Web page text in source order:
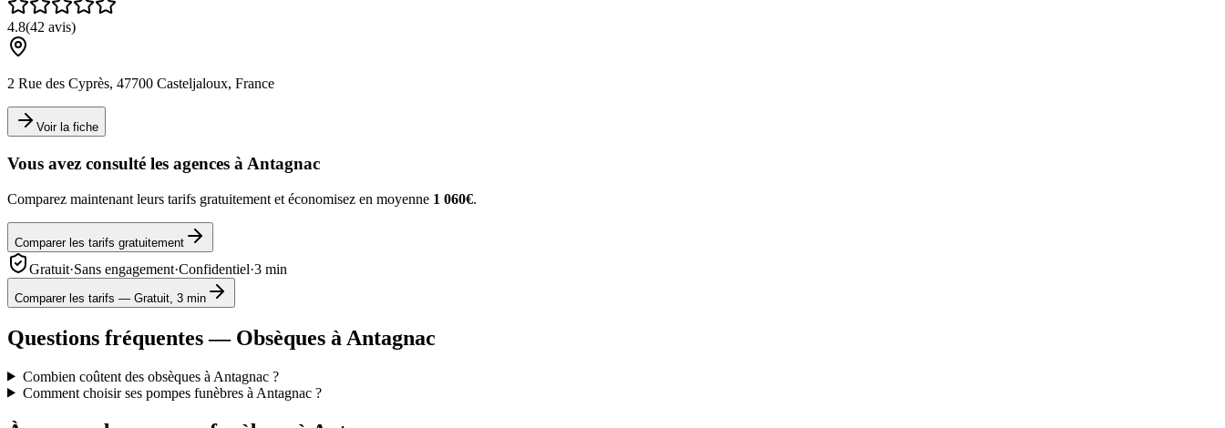
4.8(42 avis)
2 Rue des Cyprès, 47700 Casteljaloux, France
Voir la fiche
Vous avez consulté les agences à Antagnac
Comparez maintenant leurs tarifs gratuitement et économisez en moyenne 1 060€.
Comparer les tarifs gratuitement
Gratuit·Sans engagement·Confidentiel·3 min
Comparer les tarifs — Gratuit, 3 min
Questions fréquentes — Obsèques à Antagnac
Combien coûtent des obsèques à Antagnac ?
Comment choisir ses pompes funèbres à Antagnac ?